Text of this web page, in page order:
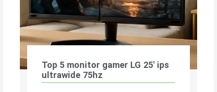
Top 5 monitor gamer LG 25′ ips
ultrawide 75hz